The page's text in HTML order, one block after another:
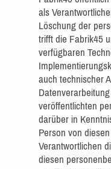
als
Löschung der
trifft die Fabrik45
verfügbaren
auch technischer
veröffentlichten
darüber in
Person von
Verantwortlichen
diesen